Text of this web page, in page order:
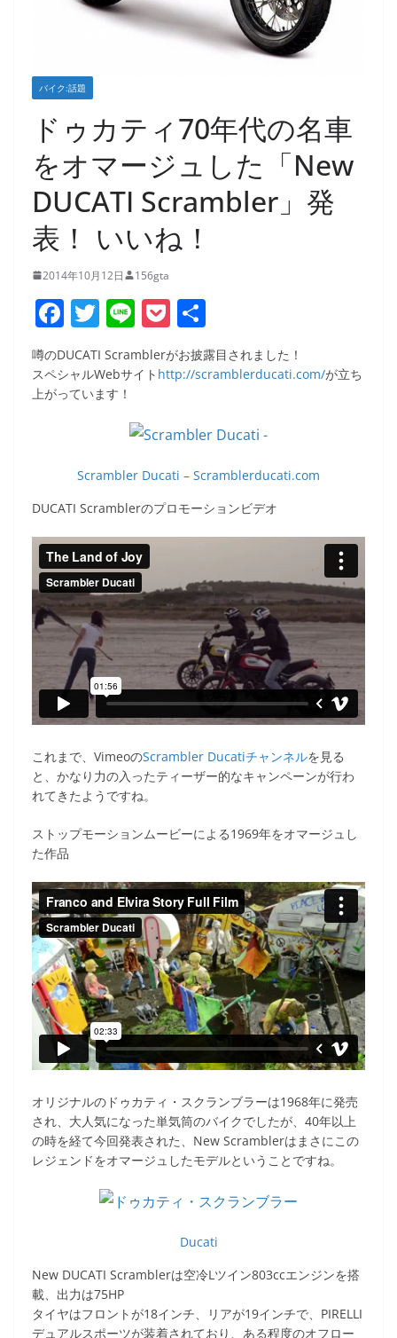
バイク:話題
ドゥカティ70年代の名車
をオマージュした「New
DUCATI Scrambler」発
表！ いいね！
2014年10月12日 156gta
F
a
c
e
o
k
T
w
itt
er
Li
n
e
P
o
ck
有
噂のDUCATI Scramblerがお披露目されました！
スペシャルWebサイト http://scramblerducati.com/が立ち
上がっています！
Scrambler Ducati – Scramblerducati.com
DUCATI Scramblerのプロモーションビデオ
これまで、VimeoのScrambler Ducatiチャンネルを見る
と、かなり力の入ったティーザー的なキャンペーンが行わ
れてきたようですね。
ストップモーションムービーによる1969年をオマージュし
た作品
オリジナルのドゥカティ・スクランブラーは1968年に発売
され、大人気になった単気筒のバイクでしたが、40年以上
の時を経て今回発表された、New Scramblerはまさにこの
レジェンドをオマージュしたモデルということですね。
Ducati
New DUCATI Scramblerは空冷Lツイン803ccエンジンを搭
載、出力は75HP
タイヤはフロントが18インチ、リアが19インチで、PIRELLI
デュアルスポーツが装着されており、ある程度のオフロー